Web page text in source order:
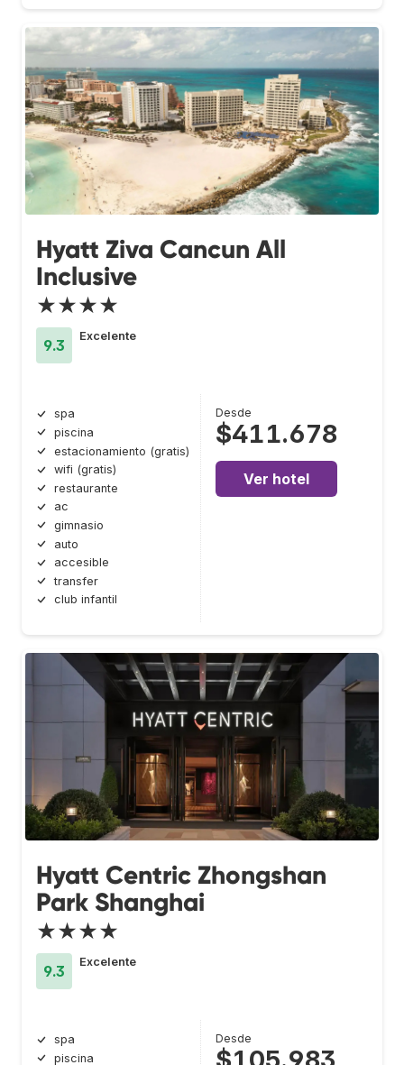
Hyatt Ziva Cancun All
Inclusive
★★★★
9.3
Excelente
spa
piscina
estacionamiento (gratis)
wifi (gratis)
restaurante
ac
gimnasio
auto
accesible
transfer
club infantil
Desde
$411.678
Ver hotel
Hyatt Centric Zhongshan
Park Shanghai
★★★★
9.3
Excelente
spa
piscina
Desde